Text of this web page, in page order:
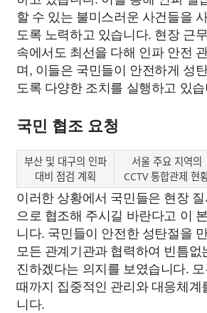
할 수 있는 불미스러운 사건들을
도록 노력하고 있습니다. 현장 근
속에서도 최선을 다해 인파 안전
며, 이들은 국민들이 안전하게 성
도록 다양한 조치를 실행하고 있
국민 협조 요청
부산 및 대구의 인파
대비 점검 계획
서울 주요 지역의
CCTV 통합관제 현
이러한 상황에서 국민들은 현장
으로 협조해 주시길 바란다고 이
니다. 국민들이 안전한 성탄절을
모든 관계기관과 협력하여 빈틈
진하겠다는 의지를 보였습니다.
때까지 집중적인 관리와 대응체계
니다.